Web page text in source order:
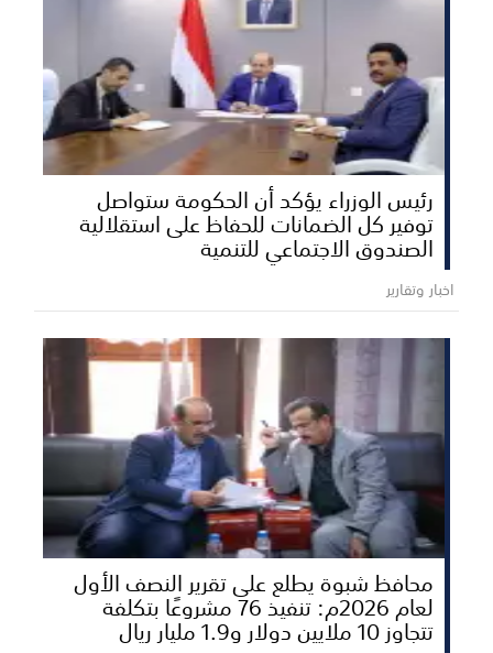
رئيس الوزراء يؤكد أن الحكومة ستواصل
توفير كل الضمانات للحفاظ على استقلالية
الصندوق الاجتماعي للتنمية
اخبار وتقارير
محافظ شبوة يطلع على تقرير النصف الأول
لعام 2026م: تنفيذ 76 مشروعًا بتكلفة
تتجاوز 10 ملايين دولار و1.9 مليار ريال